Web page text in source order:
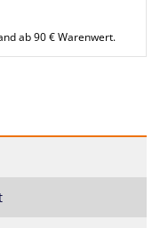
ab 90 € Warenwert.